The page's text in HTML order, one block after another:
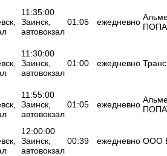
11:35:00
Заинск,
автовокзал
01:05 ежедневно
11:30:00
Заинск,
автовокзал
01:00 ежедневно
11:55:00
Заинск,
автовокзал
01:05 ежедневно
12:00:00
Заинск,
автовокзал
00:39 ежедневно ООО